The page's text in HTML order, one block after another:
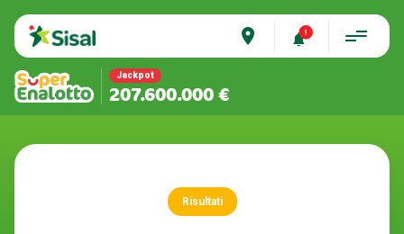
place
Jackpot
207.600.000 €
Risultati